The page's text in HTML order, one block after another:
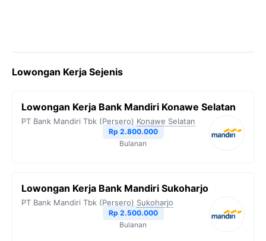
Lowongan Kerja Sejenis
Lowongan Kerja Bank Mandiri Konawe Selatan
PT Bank Mandiri Tbk (Persero) Konawe Selatan
Rp 2.800.000
Bulanan
Lowongan Kerja Bank Mandiri Sukoharjo
PT Bank Mandiri Tbk (Persero) Sukoharjo
Rp 2.500.000
Bulanan